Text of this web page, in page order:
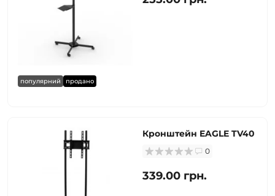
популярний продано
Кронштейн EAGLE TV40
0
339.00 грн.